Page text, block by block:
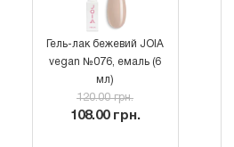
Гель-лак бежевий JOIA
vegan №076, емаль (6
мл)
120.00 грн.
108.00 грн.